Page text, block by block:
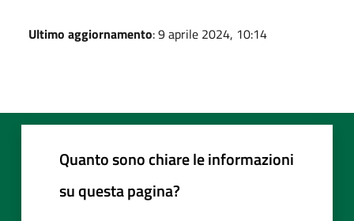
Ultimo aggiornamento: 9 aprile 2024, 10:14
Quanto sono chiare le informazioni
su questa pagina?